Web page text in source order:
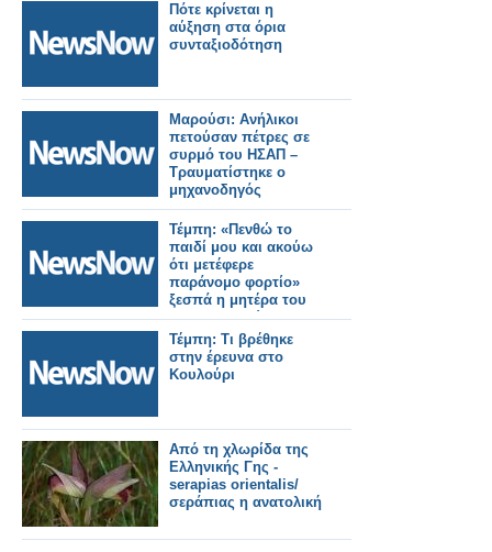
Πότε κρίνεται η
αύξηση στα όρια
συνταξιοδότηση
Μαρούσι: Ανήλικοι
πετούσαν πέτρες σε
συρμό του ΗΣΑΠ –
Τραυματίστηκε ο
μηχανοδηγός
Τέμπη: «Πενθώ το
παιδί μου και ακούω
ότι μετέφερε
παράνομο φορτίο»
ξεσπά η μητέρα του
μηχανοδηγού της
εμπορικής
αμαξοστοιχίας
Τέμπη: Τι βρέθηκε
στην έρευνα στο
Κουλούρι
Από τη χλωρίδα της
Ελληνικής Γης -
serapias orientalis/
σεράπιας η ανατολική